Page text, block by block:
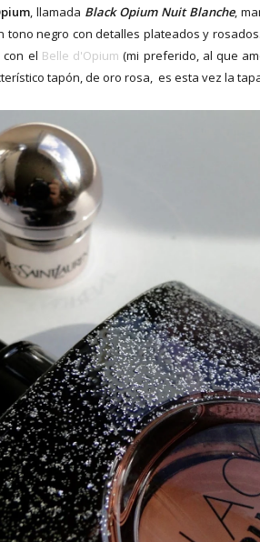
, llamada Black Opium Nuit Blanche,
tono negro con detalles plateados y
el Belle d'Opium(mi preferido, al que
tapón, de oro rosa, es esta vez la